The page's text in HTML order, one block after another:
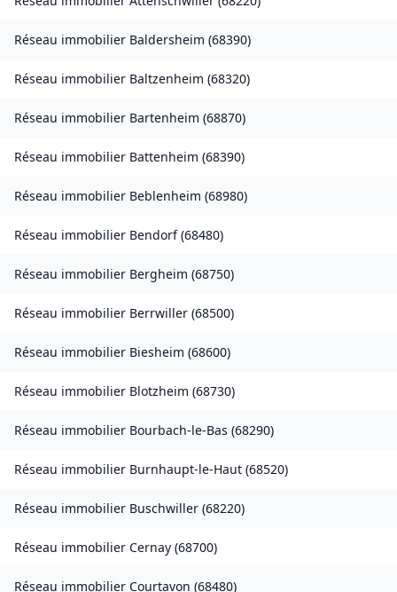
Réseau immobilier Baldersheim (68390)
Réseau immobilier Baltzenheim (68320)
Réseau immobilier Bartenheim (68870)
Réseau immobilier Battenheim (68390)
Réseau immobilier Beblenheim (68980)
Réseau immobilier Bendorf(68480)
Réseau immobilier Bergheim (68750)
Réseau immobilier Berrwiller (68500)
Réseau immobilier Biesheim (68600)
Réseau immobilier Blotzheim (68730)
Réseau immobilier Bourbach-le-Bas (68290)
Réseau immobilier Burnhaupt-le-Haut (68520)
Réseau immobilier Buschwiller (68220)
Réseau immobilier Cernay (68700)
Réseau immobilier Courtavon (68480)